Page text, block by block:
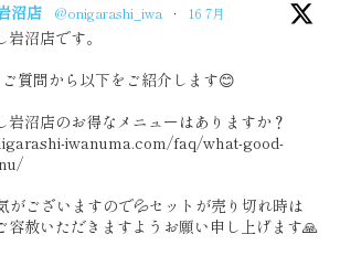
沼店 @onigarashi_iwa · 16 7月
沼店です。
ご質問から以下をご紹介します😊
岩沼店のお得なメニューはありますか？
iwanuma.com/faq/what-good-
がございますので💦セットが売り切れ時は
容赦いただきますようお願い申し上げます🙏